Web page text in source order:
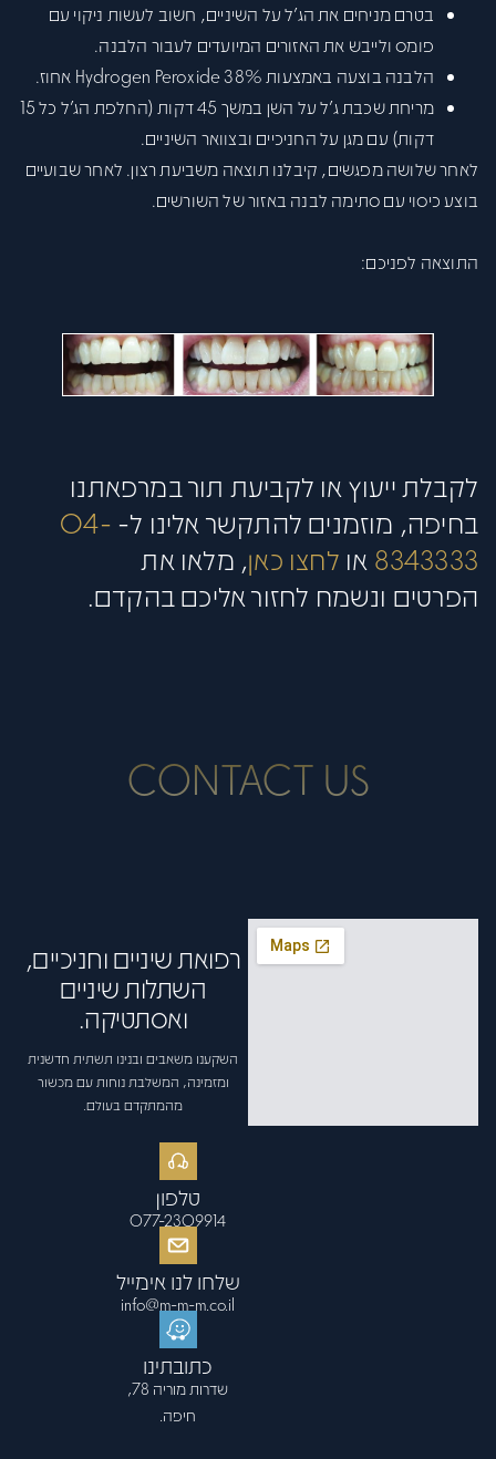
בטרם מניחים את הג'ל על השיניים, חשוב לעשות ניקוי עם
פומס ולייבש את האזורים המיועדים לעבור הלבנה.
הלבנה בוצעה באמצעות Hydrogen Peroxide 38% אחוז.
מריחת שכבת ג'ל על השן במשך 45 דקות (החלפת הג'ל כל 15
דקות) עם מגן על החניכיים ובצוואר השיניים.
לאחר שלושה מפגשים, קיבלנו תוצאה משביעת רצון. לאחר שבועיים
בוצע כיסוי עם סתימה לבנה באזור של השורשים.
התוצאה לפניכם:
לקבלת ייעוץ או לקביעת תור במרפאתנו
בחיפה, מוזמנים להתקשר אלינו ל- 04-
8343333 או לחצו כאן, מלאו את
הפרטים ונשמח לחזור אליכם בהקדם.
CONTACT US
רפואת שיניים וחניכיים,
השתלות שיניים
ואסתטיקה.
השקענו משאבים ובנינו תשתית חדשנית
ומזמינה, המשלבת נוחות עם מכשור
מהמתקדם בעולם.
טלפון
077-2309914
שלחו לנו אימייל
info@m-m-m.co.il
כתובתינו
שדרות מוריה 78,
חיפה.